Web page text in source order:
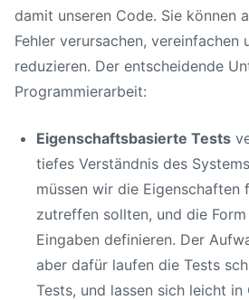
damit unseren Code. Sie können
Fehler verursachen, vereinfachen
reduzieren. Der entscheidende
Programmierarbeit:
Eigenschaftsbasierte Tests
tiefes Verständnis des
müssen wir die Eigenschaften
zutreffen sollten, und die Form
Eingaben definieren. Der
aber dafür laufen die Tests
Tests, und lassen sich leicht in